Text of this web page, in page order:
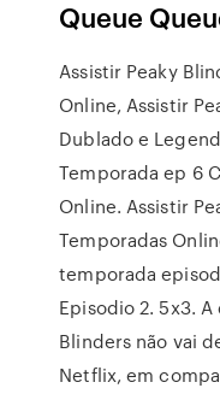
Queue
Assistir Peaky
Online, Assistir
Dublado e
Temporada ep 6
Online. Assistir
Temporadas
temporada
Episodio 2. 5x3.
Blinders não vai
Netflix, em